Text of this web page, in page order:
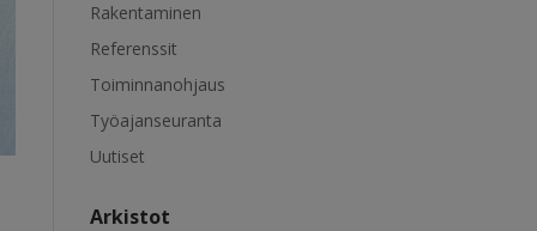
Rakentaminen
Referenssit
Toiminnanohjaus
Työajanseuranta
Uutiset
Arkistot